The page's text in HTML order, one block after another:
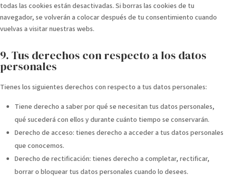
todas las cookies están desactivadas. Si borras las cookies de tu
navegador, se volverán a colocar después de tu consentimiento cuando
vuelvas a visitar nuestras webs.
9. Tus derechos con respecto a los datos
personales
Tienes los siguientes derechos con respecto a tus datos personales:
Tiene derecho a saber por qué se necesitan tus datos personales,
qué sucederá con ellos y durante cuánto tiempo se conservarán.
Derecho de acceso: tienes derecho a acceder a tus datos personales
que conocemos.
Derecho de rectificación: tienes derecho a completar, rectificar,
borrar o bloquear tus datos personales cuando lo desees.